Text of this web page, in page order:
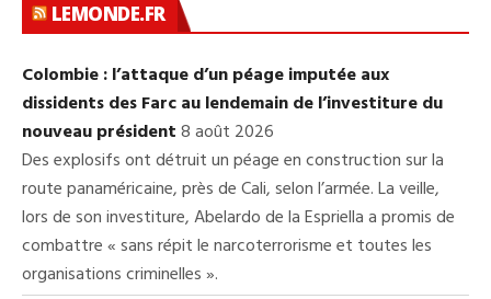
LEMONDE.FR
Colombie : l’attaque d’un péage imputée aux
dissidents des Farc au lendemain de l’investiture du
nouveau président8 août 2026
Des explosifs ont détruit un péage en construction sur la
route panaméricaine, près de Cali, selon l’armée. La veille,
lors de son investiture, Abelardo de la Espriella a promis de
combattre « sans répit le narcoterrorisme et toutes les
organisations criminelles ».